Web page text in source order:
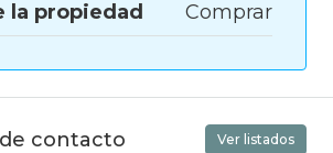
la propiedad Comprar
contacto Ver listados